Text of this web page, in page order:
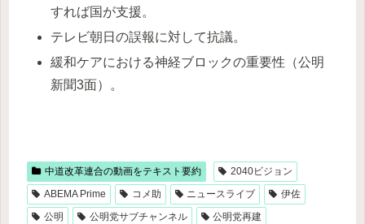
すれば国が支援。
テレビ朝日の誤報に対して抗議。
緩和ケアにおける神経ブロックの重要性（公明
新聞3面）。
中道改革連合の動画をテキスト要約
2040ビジョン
ABEMA Prime
コメ助 ニュースライブ
伊佐
公明
公明党サブチャンネル
公明党再建